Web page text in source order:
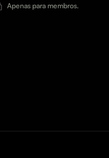
Apenas para membros.